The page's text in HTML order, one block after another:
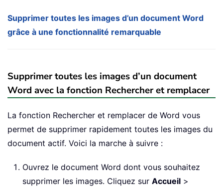
Supprimer toutes les images d’un document Word
grâce à une fonctionnalité remarquable
Supprimer toutes les images d’un document
Word avec la fonction Rechercher et remplacer
La fonction Rechercher et remplacer de Word vous
permet de supprimer rapidement toutes les images du
document actif. Voici la marche à suivre :
Ouvrez le document Word dont vous souhaitez
supprimer les images. Cliquez sur Accueil >